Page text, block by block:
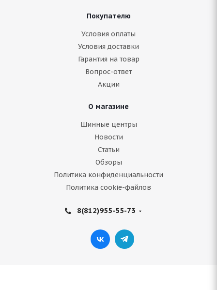
Antares Ingens A1 205/50 ZR17
Antares Ingens EV 205/50 R17 93V
Покупателю
Условия оплаты
Условия доставки
Гарантия на товар
Вопрос-ответ
Акции
О магазине
Шинные центры
Новости
Статьи
Обзоры
Политика конфиденциальности
Политика cookie-файлов
8(812)955-55-73